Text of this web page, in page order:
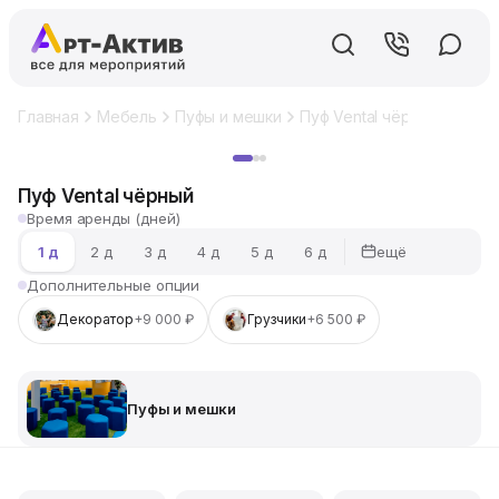
Главная Мебель Пуфы и мешки Пуф Vental чёрный
Пуф Vental чёрный
Время аренды (дней)
1 д
2 д 3 д 4 д 5 д 6 д
ещё
Дополнительные опции
Декоратор+9 000 ₽ Грузчики+6 500 ₽
Пуфы и мешки